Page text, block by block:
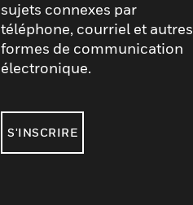
sujets connexes par
téléphone, courriel et autres
formes de communication
électronique.
S'INSCRIRE